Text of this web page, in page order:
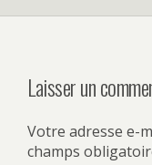
Laisser un
Votre adresse e-
champs